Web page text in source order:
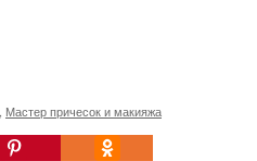
Мастер причесок и макияжа